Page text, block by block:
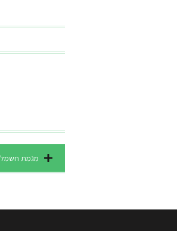
מגמת חשמל